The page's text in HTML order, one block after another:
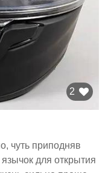
2
чуть приподняв
для открытия